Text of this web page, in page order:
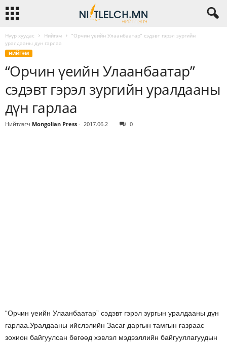
Нүүр хуудас Нийгэм
“Орчин үеийн Улаанбаатар” сэдэвт гэрэл зургийн
уралдааны дүн гарлаа
НИЙГЭМ
“Орчин үеийн Улаанбаатар”
сэдэвт гэрэл зургийн уралдааны
дүн гарлаа
Нийтлэгч Mongolian Press - 2017.06.2 0
“Орчин үеийн Улаанбаатар” сэдэвт гэрэл зургын уралдааны дүн
гарлаа.Уралдааны ийслэлийн Засаг даргын тамгын газраас
зохион байгуулсан бөгөөд хэвлэл мэдээллийн байгууллагуудын